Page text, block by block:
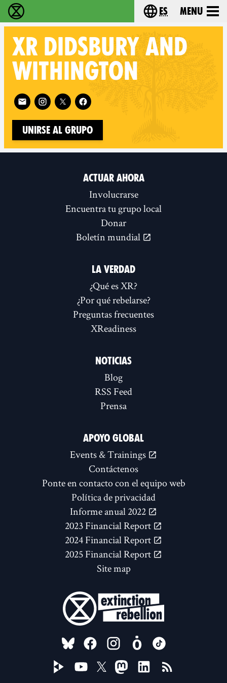
extinction rebellion - Home Choose your
es Menu
XR DIDSBURY AND
WITHINGTON
Follow XR Didsbury and Withington on
Unirse al grupo
ACTUAR AHORA
Involucrarse
Encuentra tu grupo local
Donar
Boletín mundial
LA VERDAD
¿Qué es XR?
¿Por qué rebelarse?
Preguntas frecuentes
XReadiness
NOTICIAS
Blog
RSS Feed
Prensa
APOYO GLOBAL
Events & Trainings
Contáctenos
Ponte en contacto con el equipo web
Política de privacidad
Informe anual 2022
2023 Financial Report
2024 Financial Report
2025 Financial Report
Site map
FOLLOW US ON